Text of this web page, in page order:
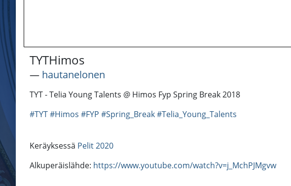
TYTHimos
― hautanelonen
TYT - Telia Young Talents @ Himos Fyp Spring Break 2018
#TYT#Himos #FYP #Spring_Break#Telia_Young_Talents
Keräyksessä Pelit 2020
Alkuperäislähde: https://www.youtube.com/watch?v=j_MchPJMgvw